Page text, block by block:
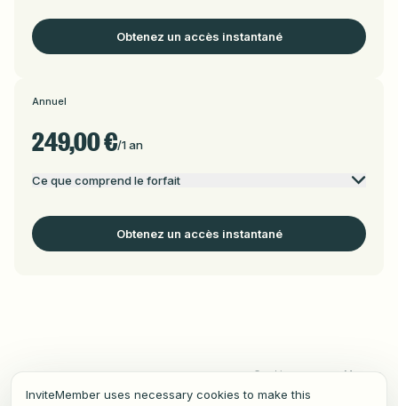
Obtenez un accès instantané
Annuel
249,00 €/1 an
Ce que comprend le forfait
Obtenez un accès instantané
Cookie
Manage
InviteMember uses necessary cookies to make this